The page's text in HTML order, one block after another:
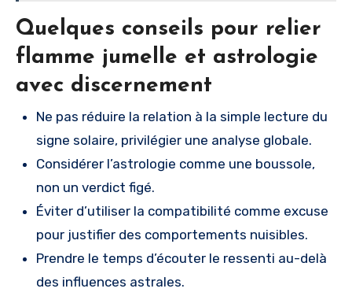
Quelques conseils pour relier
flamme jumelle et astrologie
avec discernement
Ne pas réduire la relation à la simple lecture du
signe solaire, privilégier une analyse globale.
Considérer l’astrologie comme une boussole,
non un verdict figé.
Éviter d’utiliser la compatibilité comme excuse
pour justifier des comportements nuisibles.
Prendre le temps d’écouter le ressenti au-delà
des influences astrales.